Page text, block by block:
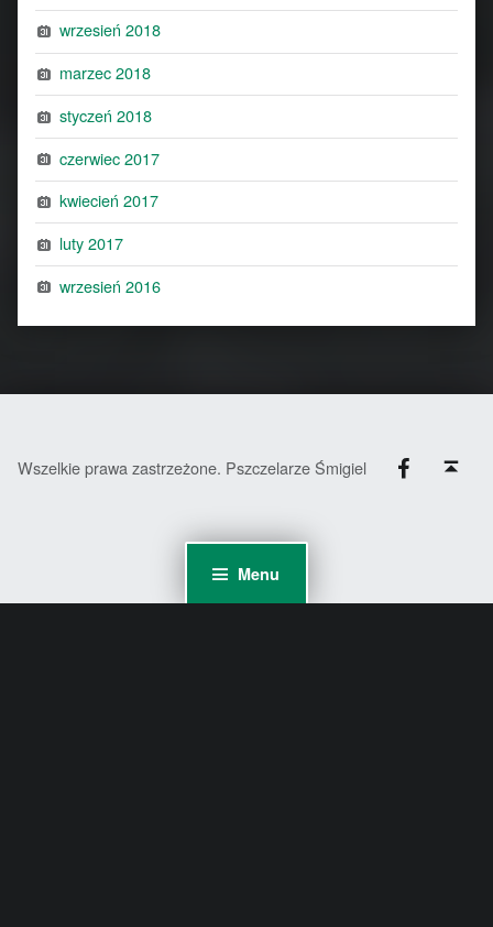
Menu
wrzesień 2018
marzec 2018
styczeń 2018
czerwiec 2017
kwiecień 2017
luty 2017
wrzesień 2016
Wszelkie prawa zastrzeżone. Pszczelarze Śmigiel